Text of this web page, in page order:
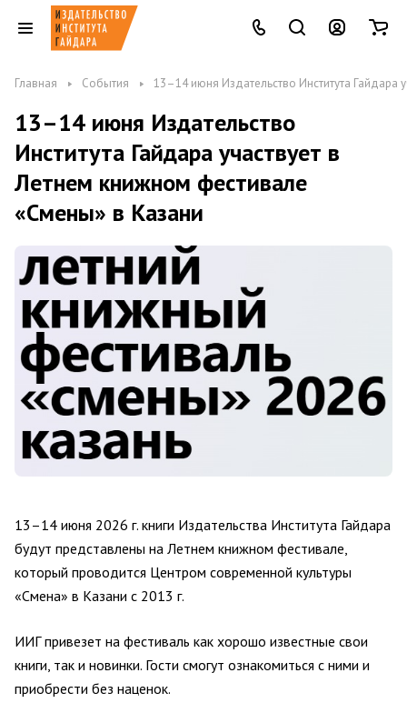
Главная События 13–14 июня Издательство Института Гайдара
13–14 июня Издательство
Института Гайдара участвует в
Летнем книжном фестивале
«Смены» в Казани
13–14 июня 2026 г. книги Издательства Института Гайдара
будут представлены на Летнем книжном фестивале,
который проводится Центром современной культуры
«Смена» в Казани с 2013 г.
ИИГ привезет на фестиваль как хорошо известные свои
книги, так и новинки. Гости смогут ознакомиться с ними и
приобрести без наценок.